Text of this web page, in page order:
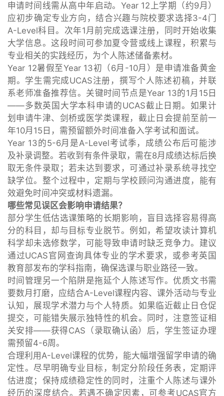
申请时间线需从高中年启动。Year 12上学期（约9月）
应初步确定专业方向，结合兴趣与院校要求选择3-4门
A-Level科目。次年1月前完成选课注册，同时开始收集
大学信息。这段时间可参加夏令营或线上课程，积累与
专业相关的实践经历，为个人陈述储备素材。
Year 12暑假至Year 13初（6月-10月）是申请准备黄金
期。学生需完成UCAS注册，撰写个人陈述初稿，并联
系老师准备推荐信。关键时间节点是Year 13的1月15日
——多数英国大学本科申请的UCAS截止日期。如果计
划申请牛津、剑桥或医学类课程，截止日会提前至前一
年10月15日，需预留额外时间准备入学考试和面试。
Year 13的5-6月是A-Level考试季，成绩公布后可能涉
及补录调整。若收到有条件录取，需在8月成绩达标后换
取无条件录取；若未达到要求，可通过补录系统寻找空
缺学位。整个过程中，定期与学校顾问沟通进度，能有
效避免时间冲突或材料遗漏。
哪些常见误区会影响申请结果？
部分学生低估选课策略的长期影响，盲目选择容易得高
分的科目，却与目标专业脱节。例如，希望攻读计算机
科学却未选修数学，可能导致申请时缺乏竞争力。建议
通过UCAS官网查询具体专业的学术要求，或参考英国
教育部发布的学科指南，确保选课与职业路径一致。
时间管理另一个陷阱是拖延个人陈述写作。优质文书需
要数月打磨，应结合A-Level课程内容、课外活动与专业
认知，展现学术潜力与个人特质。如果临近截止日仓促
提交，可能错失展示独特性的机会。同时，注意签证相
关安排——获得CAS（录取确认函）后，学生签证办理
需预留4-6周。
合理利用A-Level课程的优势，能大幅增强留学申请的确
定性。尽早明确专业目标，制定分阶段任务表，定期评
估进度；保持成绩稳定性的同时，注重个人陈述与课外
经历的深度结合。若遇不确定因素，可参考UCAS官方